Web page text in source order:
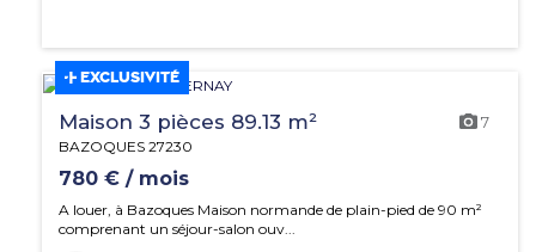
EXCLUSIVITÉ
Maison 3 pièces 89.13 m² 7
BAZOQUES 27230
780 € / mois
A louer, à Bazoques Maison normande de plain-pied de 90 m²
comprenant un séjour-salon ouv...